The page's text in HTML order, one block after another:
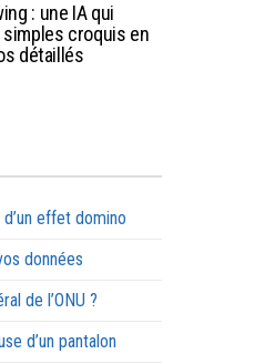
: une IA qui
croquis en
détaillés
effet domino
données
de l’ONU ?
d’un pantalon